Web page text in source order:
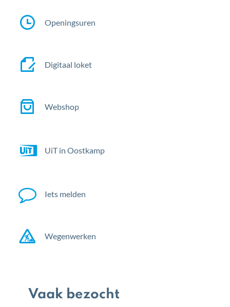
de
kijker
Openingsuren
Digitaal loket
Webshop
UiT in Oostkamp
Iets melden
Wegenwerken
Vaak bezocht